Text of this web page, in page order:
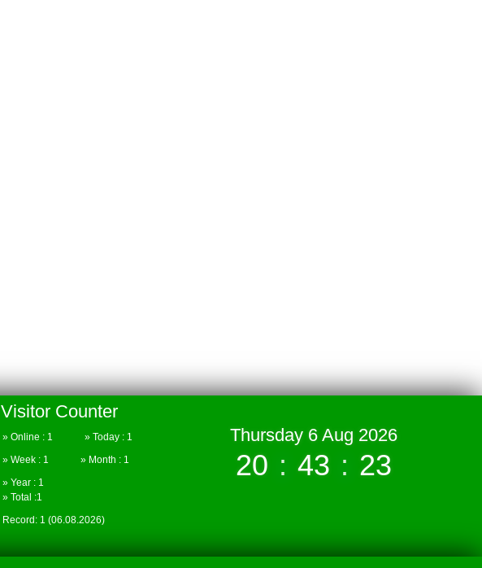
Visitor Counter
» Online : 1 » Today : 1
» Week : 1 » Month : 1
» Year : 1
» Total :1
Record: 1 (06.08.2026)
Thursday 6 Aug 2026
20 : 43 : 24